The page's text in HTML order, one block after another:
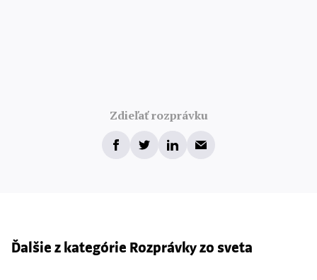
Zdieľať rozprávku
Ďalšie z kategórie Rozprávky zo sveta